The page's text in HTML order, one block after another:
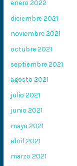
enero 2022
diciembre 2021
noviembre 2021
octubre 2021
septiembre 2021
agosto 2021
julio 2021
junio 2021
mayo 2021
abril 2021
marzo 2021